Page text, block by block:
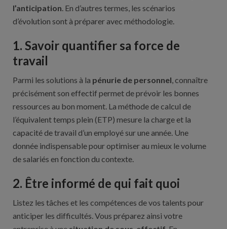
l’anticipation . En d’autres termes, les scénarios
d’évolution sont à préparer avec méthodologie.
1. Savoir quantifier sa force de
travail
Parmi les solutions à la pénurie de personnel , connaître
précisément son effectif permet de prévoir les bonnes
ressources au bon moment. La méthode de calcul de
l’équivalent temps plein (ETP) mesure la charge et la
capacité de travail d’un employé sur une année. Une
donnée indispensable pour optimiser au mieux le volume
de salariés en fonction du contexte.
2. Être informé de qui fait quoi
Listez les tâches et les compétences de vos talents pour
anticiper les difficultés. Vous préparez ainsi votre